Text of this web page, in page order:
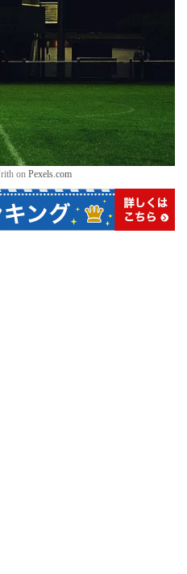
on Pexels.com